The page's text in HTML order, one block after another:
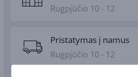
Rugpjūčio 10 - 12
Pristatymas į namus
Rugpjūčio 10 - 12